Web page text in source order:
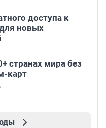
доступа к
новых
странах мира без
карт